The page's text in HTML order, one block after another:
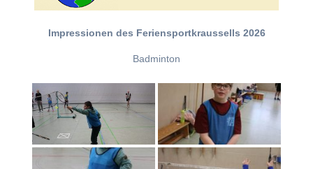
Impressionen des Feriensportkraussells 2026
Badminton